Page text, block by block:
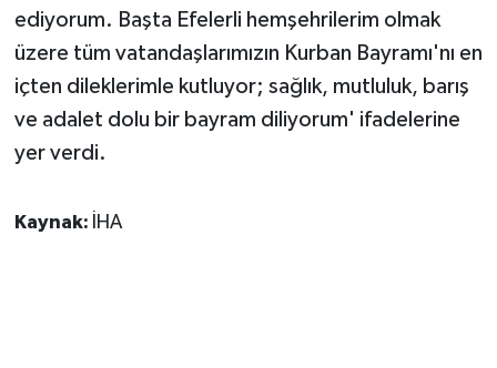
ediyorum. Başta Efelerli hemşehrilerim olmak
üzere tüm vatandaşlarımızın Kurban Bayramı'nı en
içten dileklerimle kutluyor; sağlık, mutluluk, barış
ve adalet dolu bir bayram diliyorum' ifadelerine
yer verdi.
Kaynak: İHA